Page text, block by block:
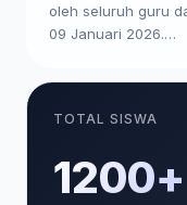
oleh seluruh guru
09 Januari 2026.…
TOTAL SISWA
1200+